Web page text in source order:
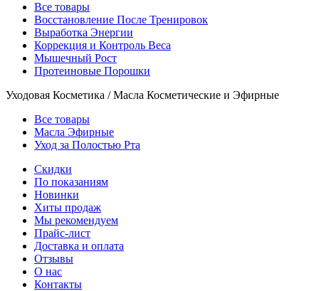
Все товары
Восстановление После Тренировок
Выработка Энергии
Коррекция и Контроль Веса
Мышечный Рост
Протеиновые Порошки
Уходовая Косметика / Масла Косметические и Эфирные
Все товары
Масла Эфирные
Уход за Полостью Рта
Скидки
По показаниям
Новинки
Хиты продаж
Мы рекомендуем
Прайс-лист
Доставка и оплата
Отзывы
О нас
Контакты